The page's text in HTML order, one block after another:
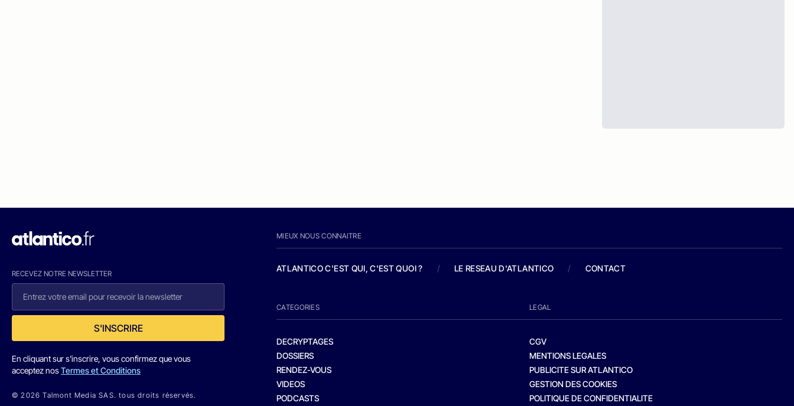
RECEVEZ NOTRE NEWSLETTER
S'INSCRIRE
En cliquant sur s'inscrire, vous confirmez que vous
acceptez nosTermes et Conditions
© 2026 Talmont Media SAS. tous droits réservés.
MIEUX NOUS CONNAITRE
ATLANTICO C'EST QUI, C'EST QUOI ? / LE RESEAU D'ATLANTICO / CONTACT
CATEGORIES
DECRYPTAGES
DOSSIERS
RENDEZ-VOUS
VIDEOS
PODCASTS
LEGAL
CGV
MENTIONS LEGALES
PUBLICITE SUR ATLANTICO
GESTION DES COOKIES
POLITIQUE DE CONFIDENTIALITE